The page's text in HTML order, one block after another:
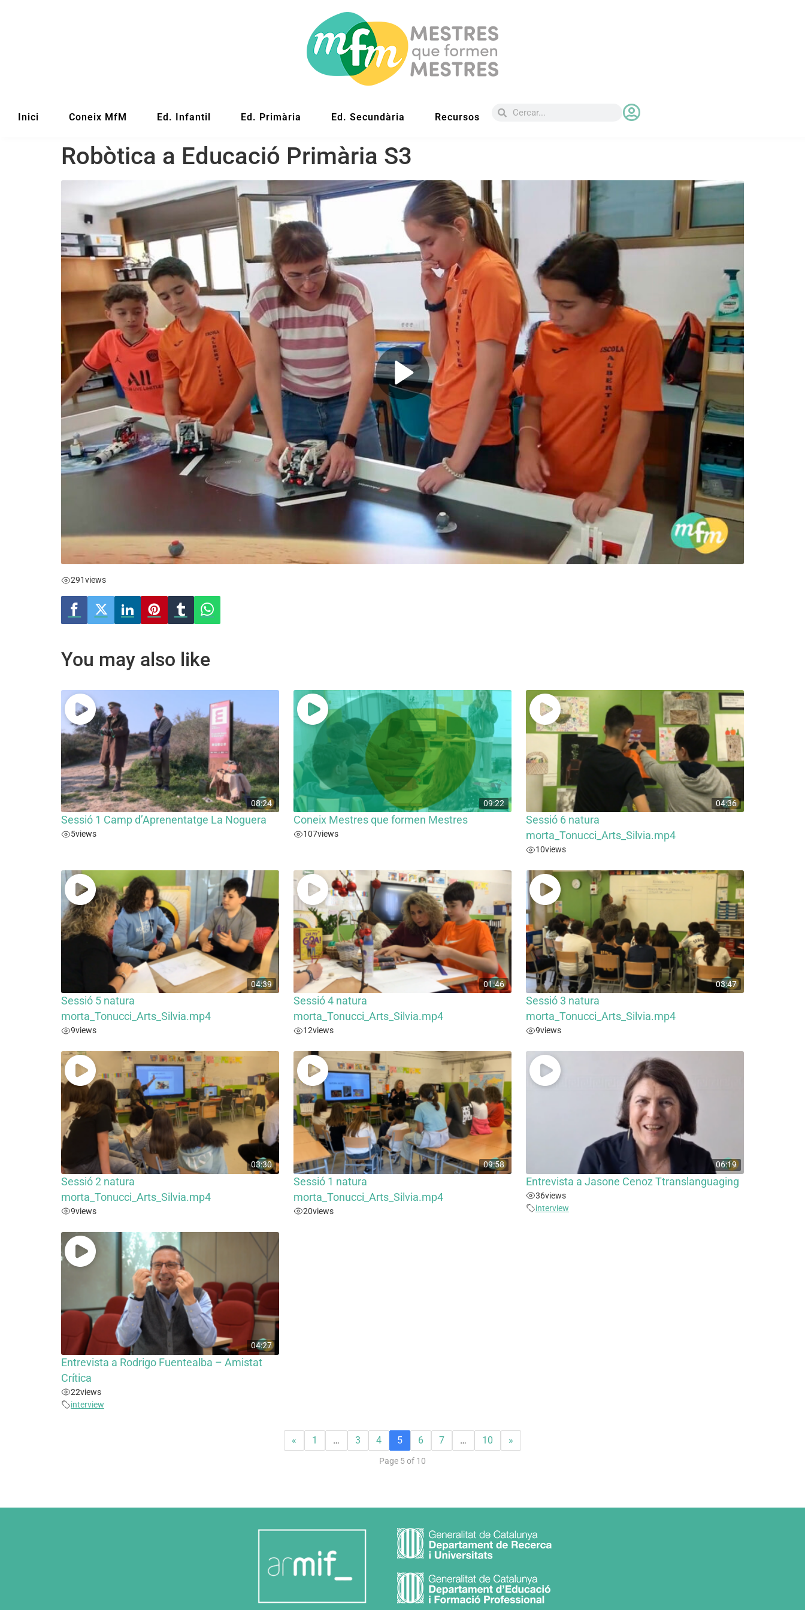
Inici Coneix MfM Ed. Infantil Ed. Primària Ed. Secundària Recursos
Robòtica a Educació Primària S3
291views
You may also like
08:24
Sessió 1 Camp d’Aprenentatge La Noguera
5views
09:22
Coneix Mestres que formen Mestres
107views
04:36
Sessió 6 natura
morta_Tonucci_Arts_Silvia.mp4
10views
04:39
Sessió 5 natura
morta_Tonucci_Arts_Silvia.mp4
9views
01:46
Sessió 4 natura
morta_Tonucci_Arts_Silvia.mp4
12views
03:47
Sessió 3 natura
morta_Tonucci_Arts_Silvia.mp4
9views
03:30
Sessió 2 natura
morta_Tonucci_Arts_Silvia.mp4
9views
09:58
Sessió 1 natura
morta_Tonucci_Arts_Silvia.mp4
20views
06:19
Entrevista a Jasone Cenoz Ttranslanguaging
36views
interview
04:27
Entrevista a Rodrigo Fuentealba – Amistat
Crítica
22views
interview
« 1 … 3 4 5 6 7 … 10 »
Page 5 of 10